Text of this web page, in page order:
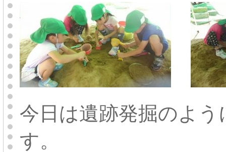
今日は遺跡発掘のよ
す。